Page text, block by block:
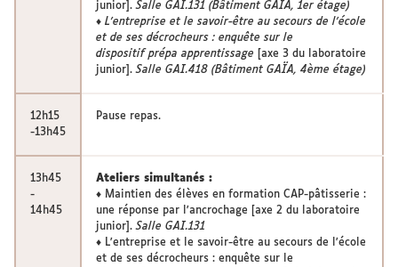
junior].Salle GAI.131 (Bâtiment GAÏA, 1er étage)
♦ L'entreprise et le savoir-être au secours de l'école
et de ses décrocheurs : enquête sur le
dispositif prépa apprentissage [axe 3 du laboratoire
junior].Salle GAI.418 (Bâtiment GAÏA, 4ème étage)
12h15
-13h45
Pause repas.
13h45
-
14h45
Ateliers simultanés :
♦ Maintien des élèves en formation CAP-pâtisserie :
une réponse par l'ancrochage [axe 2 du laboratoire
junior].Salle GAI.131
♦ L'entreprise et le savoir-être au secours de l'école
et de ses décrocheurs : enquête sur le